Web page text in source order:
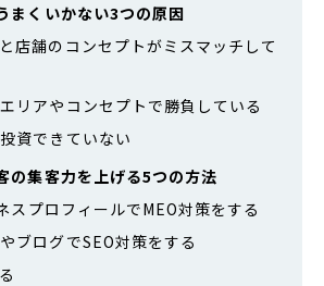
まくいかない3つの原因
店舗のコンセプトがミスマッチして
リアやコンセプトで勝負している
資できていない
の集客力を上げる5つの方法
プロフィールでMEO対策をする
ブログでSEO対策をする